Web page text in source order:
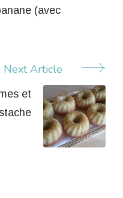
(avec
Next Article
et